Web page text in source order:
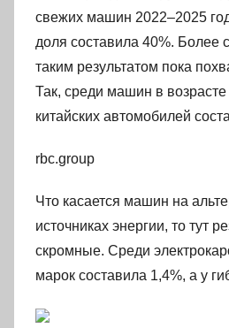
свежих машин 2022–2025
доля составила 40%. Более
таким результатом пока
Так, среди машин в возрасте
китайских автомобилей
rbc.group
Что касается машин на
источниках энергии, то тут
скромные. Среди
марок составила 1,4%, а у